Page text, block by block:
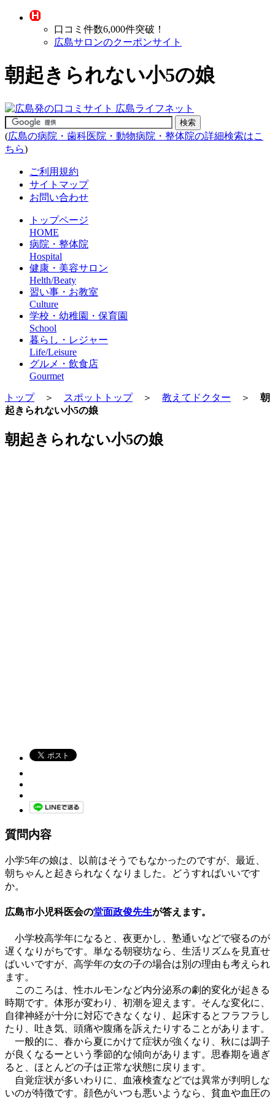
口コミ件数6,000件突破！
広島サロンのクーポンサイト
朝起きられない小5の娘
(広島の病院・歯科医院・動物病院・整体院の詳細検索はこ
ちら)
ご利用規約
サイトマップ
お問い合わせ
トップページ
HOME
病院・整体院
Hospital
健康・美容サロン
Helth/Beaty
習い事・お教室
Culture
学校・幼稚園・保育園
School
暮らし・レジャー
Life/Leisure
グルメ・飲食店
Gourmet
トップ＞ スポットトップ＞ 教えてドクター ＞ 朝
起きられない小5の娘
朝起きられない小5の娘
質問内容
小学5年の娘は、以前はそうでもなかったのですが、最近、
朝ちゃんと起きられなくなりました。どうすればいいです
か。
広島市小児科医会の堂面政俊先生が答えます。
小学校高学年になると、夜更かし、塾通いなどで寝るのが
遅くなりがちです。単なる朝寝坊なら、生活リズムを見直せ
ばいいですが、高学年の女の子の場合は別の理由も考えられ
ます。
このころは、性ホルモンなど内分泌系の劇的変化が起きる
時期です。体形が変わり、初潮を迎えます。そんな変化に、
自律神経が十分に対応できなくなり、起床するとフラフラし
たり、吐き気、頭痛や腹痛を訴えたりすることがあります。
一般的に、春から夏にかけて症状が強くなり、秋には調子
が良くなるーという季節的な傾向があります。思春期を過ぎ
ると、ほとんどの子は正常な状態に戻ります。
自覚症状が多いわりに、血液検査などでは異常が判明しな
いのが特徴です。顔色がいつも悪いようなら、貧血や血圧の